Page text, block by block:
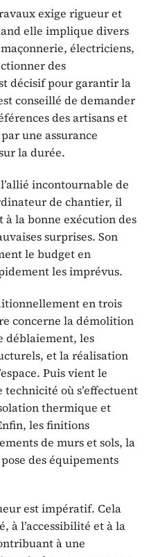
exige rigueur et
elle implique divers
électriciens,
des
décisif pour garantir la
conseillé de demander
des artisans et
une assurance
la durée.
incontournable de
de chantier, il
à la bonne exécution des
surprises. Son
le budget en
les imprévus.
en trois
concerne la démolition
déblaiement, les
et la réalisation
Puis vient le
où s’effectuent
thermique et
les finitions
de murs et sols, la
des équipements
est impératif. Cela
à l’accessibilité et à la
à une